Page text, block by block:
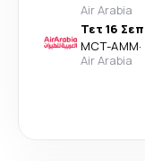
Air Arabia
Τετ 16 Σεπ
MCT-AMM·
Air Arabia